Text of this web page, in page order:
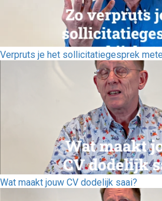
Verpruts je het sollicitatiegesprek
Wat maakt jouw CV dodelijk saai?